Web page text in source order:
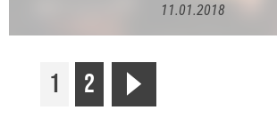
11.01.2018
1 2 r